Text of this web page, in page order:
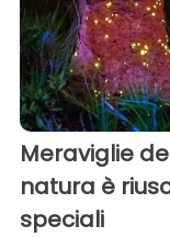
Meraviglie
natura è
speciali